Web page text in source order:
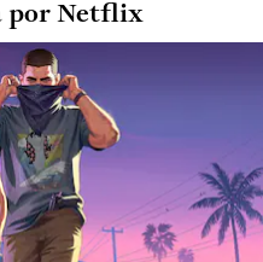
por Netflix